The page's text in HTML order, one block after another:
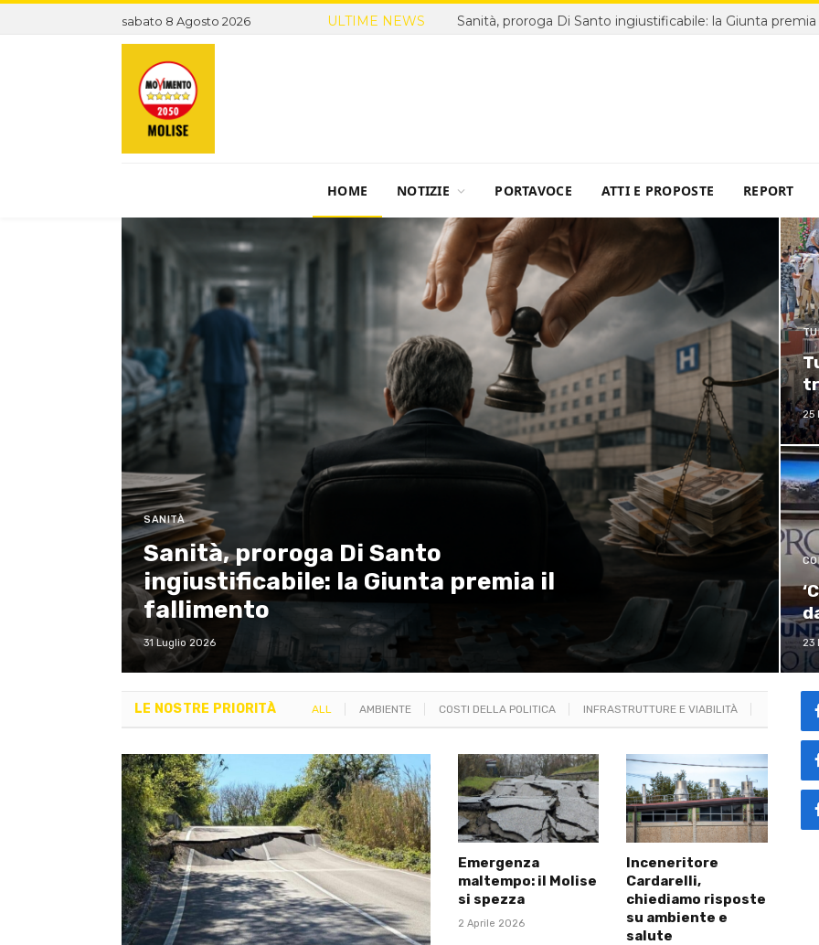
sabato 8 Agosto 2026 ULTIME NEWS
HOME NOTIZIE PORTAVOCE ATTI E PROPOSTE REPORT
SANITÀ
Sanità, proroga Di Santo
ingiustificabile: la Giunta premia il
fallimento
31 Luglio 2026
25
23
LE NOSTRE PRIORITÀ ALL AMBIENTE COSTI DELLA POLITICA INFRASTRUTTURE E VIABILITÀ
Emergenza
maltempo: il Molise
si spezza
2 Aprile 2026
Inceneritore
Cardarelli,
chiediamo risposte
su ambiente e
salute